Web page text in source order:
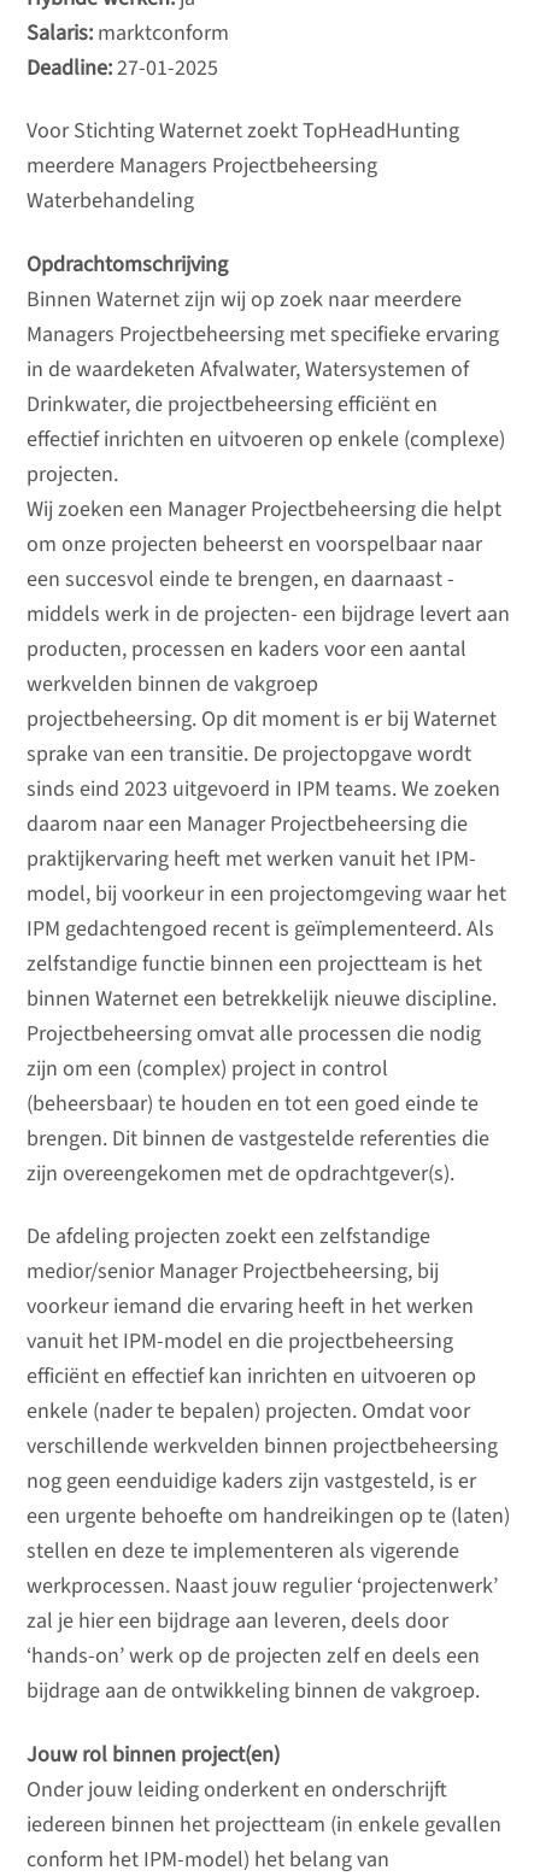
Salaris: marktconform
Deadline:27-01-2025
Voor Stichting Waternet zoekt TopHeadHunting
meerdere Managers Projectbeheersing
Waterbehandeling
Opdrachtomschrijving
Binnen Waternet zijn wij op zoek naar meerdere
Managers Projectbeheersing met specifieke ervaring
in de waardeketen Afvalwater, Watersystemen of
Drinkwater, die projectbeheersing efficiënt en
effectief inrichten en uitvoeren op enkele (complexe)
projecten.
Wij zoeken een Manager Projectbeheersing die helpt
om onze projecten beheerst en voorspelbaar naar
een succesvol einde te brengen, en daarnaast -
middels werk in de projecten- een bijdrage levert aan
producten, processen en kaders voor een aantal
werkvelden binnen de vakgroep
projectbeheersing. Op dit moment is er bij Waternet
sprake van een transitie. De projectopgave wordt
sinds eind 2023 uitgevoerd in IPM teams. We zoeken
daarom naar een Manager Projectbeheersing die
praktijkervaring heeft met werken vanuit het IPM-
model, bij voorkeur in een projectomgeving waar het
IPM gedachtengoed recent is geïmplementeerd. Als
zelfstandige functie binnen een projectteam is het
binnen Waternet een betrekkelijk nieuwe discipline.
Projectbeheersing omvat alle processen die nodig
zijn om een (complex) project in control
(beheersbaar) te houden en tot een goed einde te
brengen. Dit binnen de vastgestelde referenties die
zijn overeengekomen met de opdrachtgever(s).
De afdeling projecten zoekt een zelfstandige
medior/senior Manager Projectbeheersing, bij
voorkeur iemand die ervaring heeft in het werken
vanuit het IPM-model en die projectbeheersing
efficiënt en effectief kan inrichten en uitvoeren op
enkele (nader te bepalen) projecten. Omdat voor
verschillende werkvelden binnen projectbeheersing
nog geen eenduidige kaders zijn vastgesteld, is er
een urgente behoefte om handreikingen op te (laten)
stellen en deze te implementeren als vigerende
werkprocessen. Naast jouw regulier ‘projectenwerk’
zal je hier een bijdrage aan leveren, deels door
‘hands-on’ werk op de projecten zelf en deels een
bijdrage aan de ontwikkeling binnen de vakgroep.
Jouw rol binnen project(en)
Onder jouw leiding onderkent en onderschrijft
iedereen binnen het projectteam (in enkele gevallen
conform het IPM-model) het belang van